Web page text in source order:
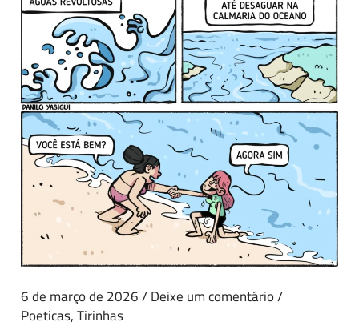
6 de março de 2026/Deixe um comentário/
Poeticas,Tirinhas